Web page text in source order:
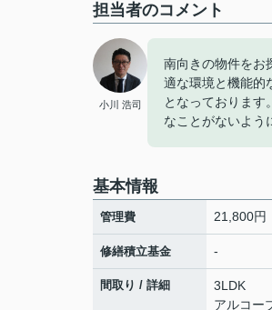
担当者のコメント
小川 浩司
南向きの物件をお
適な環境と機能的
となっております
なことがないよう
基本情報
管理費 21,800円
修繕積立基金 -
間取り / 詳細
3LDK
アルコー